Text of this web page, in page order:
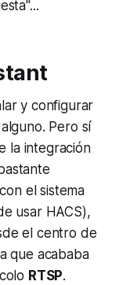
y configurar
Pero sí
la integración
el sistema
usar HACS),
el centro de
que acababa
RTSP.